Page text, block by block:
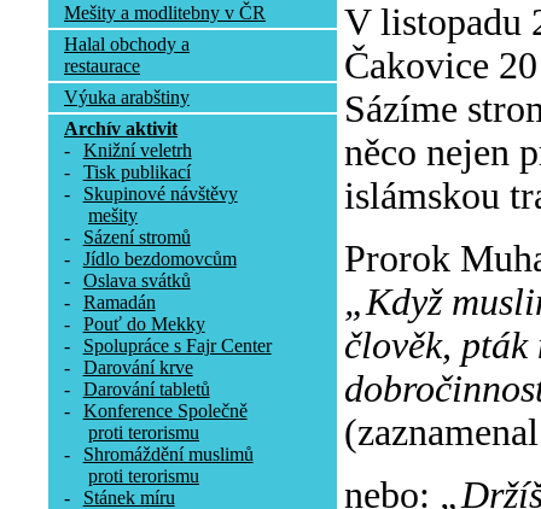
Mešity a modlitebny v ČR
Halal obchody a
restaurace
Výuka arabštiny
Archív aktivit
-
Knižní veletrh
-
Tisk publikací
-
Skupinové návštěvy
mešity
-
Sázení stromů
-
Jídlo bezdomovcům
-
Oslava svátků
-
Ramadán
-
Pouť do Mekky
-
Spolupráce s Fajr Center
-
Darování krve
-
Darování tabletů
-
Konference Společně
proti terorismu
-
Shromáždění muslimů
proti terorismu
-
Stánek míru
V listopadu
Čakovice
Sázíme
něco nejen
islámskou
Prorok
„Když
člověk,
nebo: